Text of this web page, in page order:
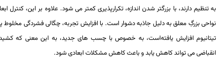
دارند، با بزرگتر شدن اندازه، تکرارپذیری کمتر می شود. علاوه بر این، کنترل ابعادی
بزرگِ معلق به دلیل جاذبه دشوار است. با افزایش تجربه، چگالی فشردگی مخلوط پودر
افزایش یافته‌است، به خصوص با چسب های جدید، به این معنی که کشیدگی
می تواند کاهش یابد و باعث کاهش مشکلات ابعادی شود.